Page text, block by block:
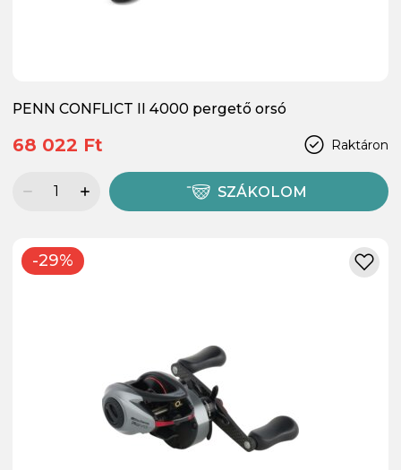
PENN CONFLICT II 4000 pergető orsó
Raktáron
68 022 Ft
SZÁKOLOM
-29%